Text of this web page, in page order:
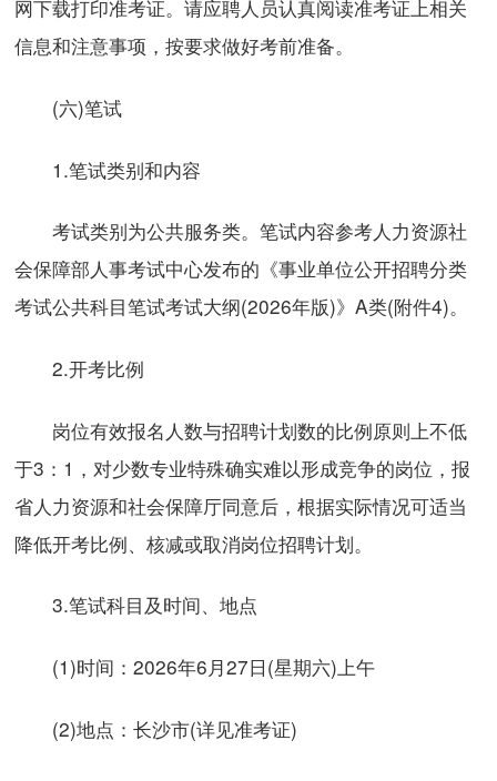
网下载打印准考证。请应聘人员认真阅读准考证上相关
信息和注意事项，按要求做好考前准备。
(六)笔试
1.笔试类别和内容
考试类别为公共服务类。笔试内容参考人力资源社
会保障部人事考试中心发布的《事业单位公开招聘分类
考试公共科目笔试考试大纲(2026年版)》A类(附件4)。
2.开考比例
岗位有效报名人数与招聘计划数的比例原则上不低
于3：1，对少数专业特殊确实难以形成竞争的岗位，报
省人力资源和社会保障厅同意后，根据实际情况可适当
降低开考比例、核减或取消岗位招聘计划。
3.笔试科目及时间、地点
(1)时间：2026年6月27日(星期六)上午
(2)地点：长沙市(详见准考证)